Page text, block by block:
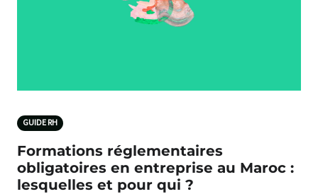
GUIDE RH
Formations réglementaires
obligatoires en entreprise au Maroc :
lesquelles et pour qui ?